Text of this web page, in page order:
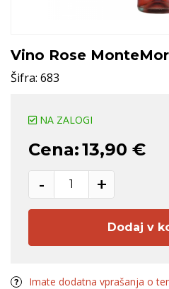
Vino Rose
Šifra: 683
NA ZALOGI
Cena:13,90 €
- +
Dodaj v
Imate dodatna vprašanja o